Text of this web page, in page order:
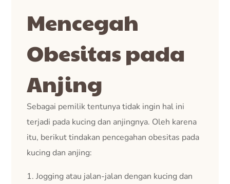
Mencegah
Obesitas pada
Anjing
Sebagai pemilik tentunya tidak ingin hal ini
terjadi pada kucing dan anjingnya. Oleh karena
itu, berikut tindakan pencegahan obesitas pada
kucing dan anjing:
1. Jogging atau jalan-jalan dengan kucing dan